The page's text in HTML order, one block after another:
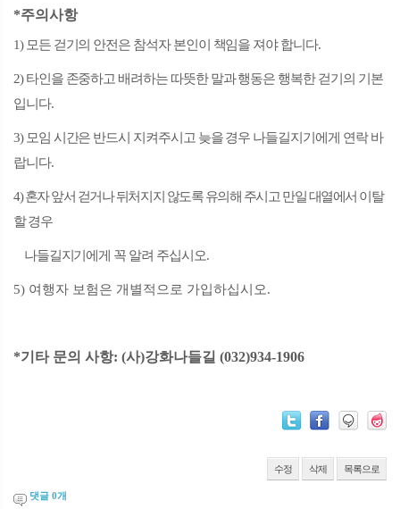
*주의사항
1)모든 걷기의 안전은 참석자 본인이 책임을 져야 합니다.
2)타인을 존중하고 배려하는 따뜻한 말과 행동은 행복한 걷기의 기본
입니다.
3)모임 시간은 반드시 지켜주시고 늦을 경우 나들길지기에게 연락 바
랍니다.
4)혼자 앞서 걷거나 뒤처지지 않도록 유의해 주시고 만일 대열에서 이탈
할 경우
나들길지기에게 꼭 알려 주십시오.
5) 여행자 보험은 개별적으로 가입하십시오.
*기타 문의 사항: (사)강화나들길 (032)934-1906
수정 삭제 목록으로
댓글 0개